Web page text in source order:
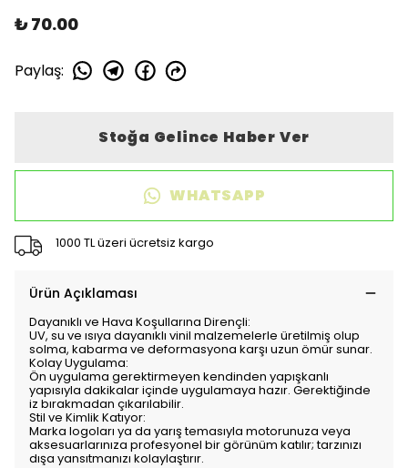
₺ 70.00
Paylaş:
Stoğa Gelince Haber Ver
WHATSAPP
1000 TL üzeri ücretsiz kargo
Ürün Açıklaması
Dayanıklı ve Hava Koşullarına Dirençli:
UV, su ve ısıya dayanıklı vinil malzemelerle üretilmiş olup
solma, kabarma ve deformasyona karşı uzun ömür sunar.
Kolay Uygulama:
Ön uygulama gerektirmeyen kendinden yapışkanlı
yapısıyla dakikalar içinde uygulamaya hazır. Gerektiğinde
iz bırakmadan çıkarılabilir.
Stil ve Kimlik Katıyor:
Marka logoları ya da yarış temasıyla motorunuza veya
aksesuarlarınıza profesyonel bir görünüm katılır; tarzınızı
dışa yansıtmanızı kolaylaştırır.